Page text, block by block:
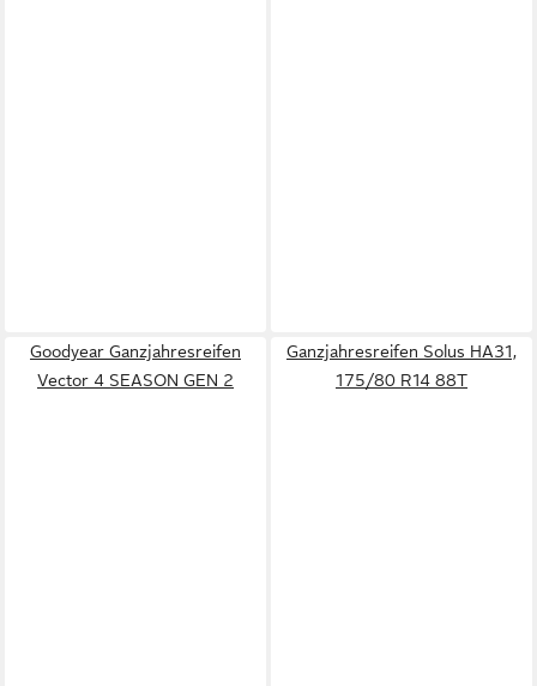
Goodyear Ganzjahresreifen
Vector 4 SEASON GEN 2
Ganzjahresreifen Solus HA31,
175/80 R14 88T